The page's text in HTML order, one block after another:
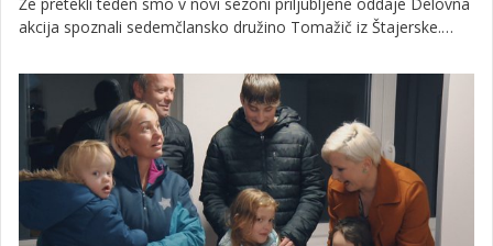
Že pretekli teden smo v novi sezoni priljubljene oddaje Delovna
akcija spoznali sedemčlansko družino Tomažič iz Štajerske.
privedla do podaljšanja časa gradnje za kar pet dni. Ana Praznik
je družini končno lahko predstavila trdo delo. Po ogledu hiše je
družina ostala brez besed. Kako je prenova uspela, si oglejte
spodaj.